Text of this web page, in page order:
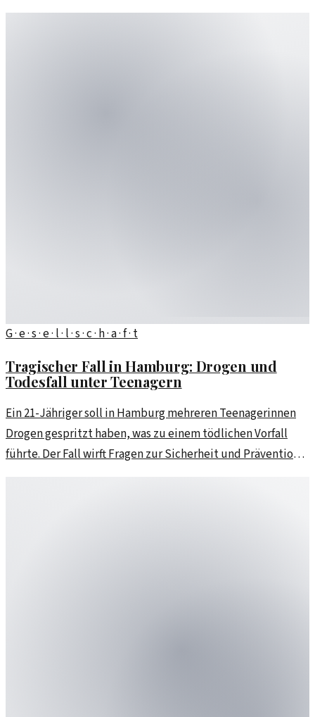
G · e · s · e · l · l · s · c · h · a · f · t
Tragischer Fall in Hamburg: Drogen und
Todesfall unter Teenagern
Ein 21-Jähriger soll in Hamburg mehreren Teenagerinnen
Drogen gespritzt haben, was zu einem tödlichen Vorfall
führte. Der Fall wirft Fragen zur Sicherheit und Prävention